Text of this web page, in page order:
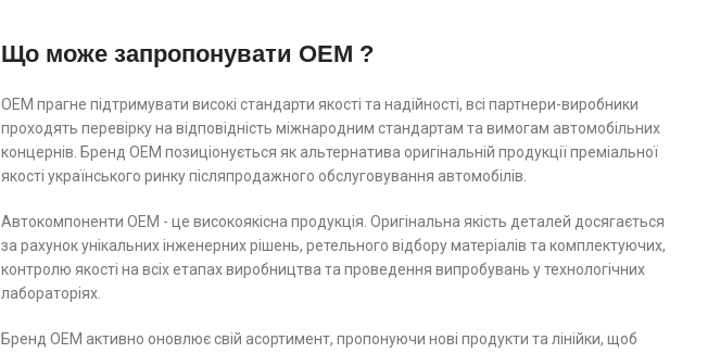
Що може запропонувати OEM ?
ОЕМ прагне підтримувати високі стандарти якості та надійності, всі партнери-виробники
проходять перевірку на відповідність міжнародним стандартам та вимогам автомобільних
концернів. Бренд ОЕМ позиціонується як альтернатива оригінальній продукції преміальної
якості українського ринку післяпродажного обслуговування автомобілів.
Автокомпоненти ОЕМ - це високоякісна продукція. Оригінальна якість деталей досягається
за рахунок унікальних інженерних рішень, ретельного відбору матеріалів та комплектуючих,
контролю якості на всіх етапах виробництва та проведення випробувань у технологічних
лабораторіях.
Бренд ОЕМ активно оновлює свій асортимент, пропонуючи нові продукти та лінійки, щоб